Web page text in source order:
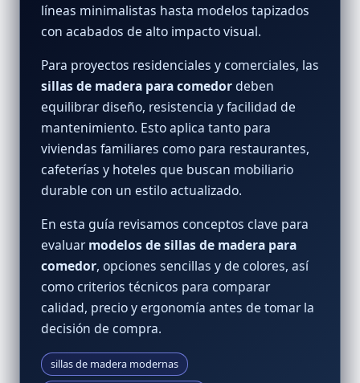
líneas minimalistas hasta modelos tapizados
con acabados de alto impacto visual.
Para proyectos residenciales y comerciales, las
sillas de madera para comedordeben
equilibrar diseño, resistencia y facilidad de
mantenimiento. Esto aplica tanto para
viviendas familiares como para restaurantes,
cafeterías y hoteles que buscan mobiliario
durable con un estilo actualizado.
En esta guía revisamos conceptos clave para
evaluarmodelos de sillas de madera para
comedor, opciones sencillas y de colores, así
como criterios técnicos para comparar
calidad, precio y ergonomía antes de tomar la
decisión de compra.
sillas de madera modernas